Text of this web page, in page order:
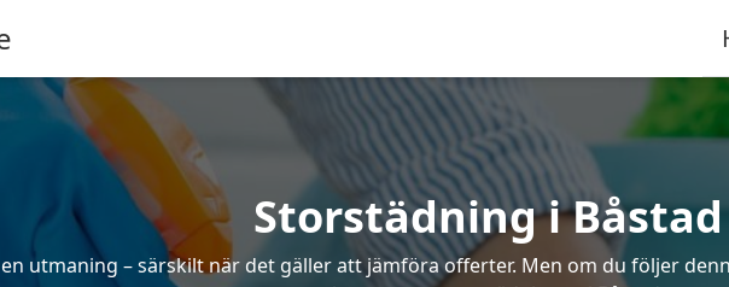
Storstädning i Båstad
utmaning – särskilt när det gäller att jämföra offerter. Men om du följer